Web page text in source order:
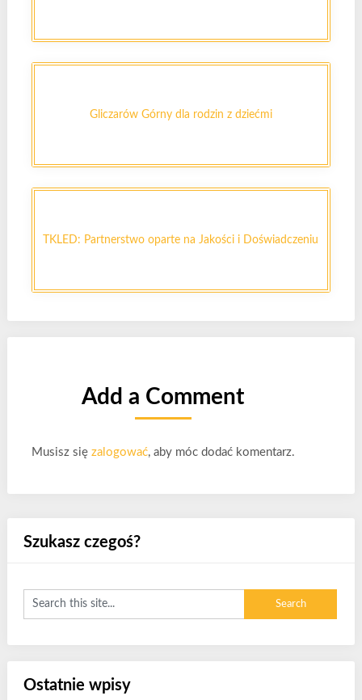
Gliczarów Górny dla rodzin z dziećmi
TKLED: Partnerstwo oparte na Jakości i Doświadczeniu
Add a Comment
Musisz się zalogować, aby móc dodać komentarz.
Szukasz czegoś?
Ostatnie wpisy